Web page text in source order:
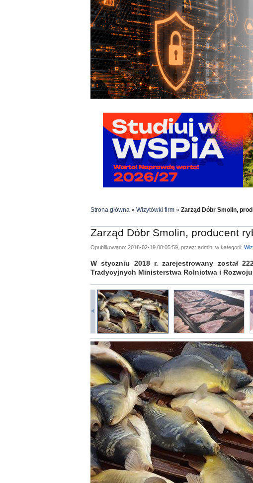
Strona główna » Wizytówki firm » Zarząd Dóbr Smolin,
Zarząd Dóbr Smolin, producent
Opublikowano: 2018-02-19 08:05:59, przez: admin, w kategorii:
W styczniu 2018 r. zarejestrowany został
Tradycyjnych Ministerstwa Rolnictwa i Rozwoju